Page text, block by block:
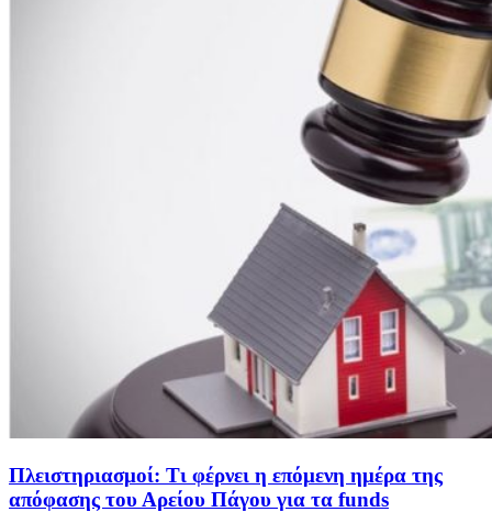
Πλειστηριασμοί: Τι φέρνει η επόμενη ημέρα της
απόφασης του Αρείου Πάγου για τα funds